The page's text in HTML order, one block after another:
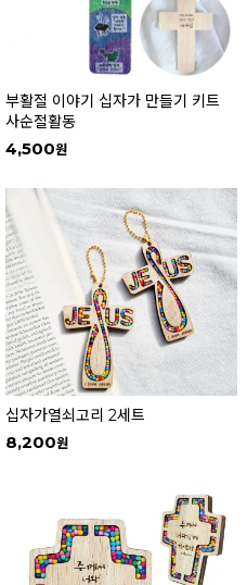
부활절 이야기 십자가 만들기 키트
사순절활동
4,500
십자가열쇠고리 2세트
8,200